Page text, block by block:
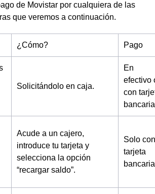
de Movistar por cualquiera de las
que veremos a continuación.
¿Cómo? Pago
Solicitándolo en caja.
En
efectivo
con
bancaria
Acude a un cajero,
introduce tu tarjeta y
selecciona la opción
“recargar saldo”.
Solo con
tarjeta